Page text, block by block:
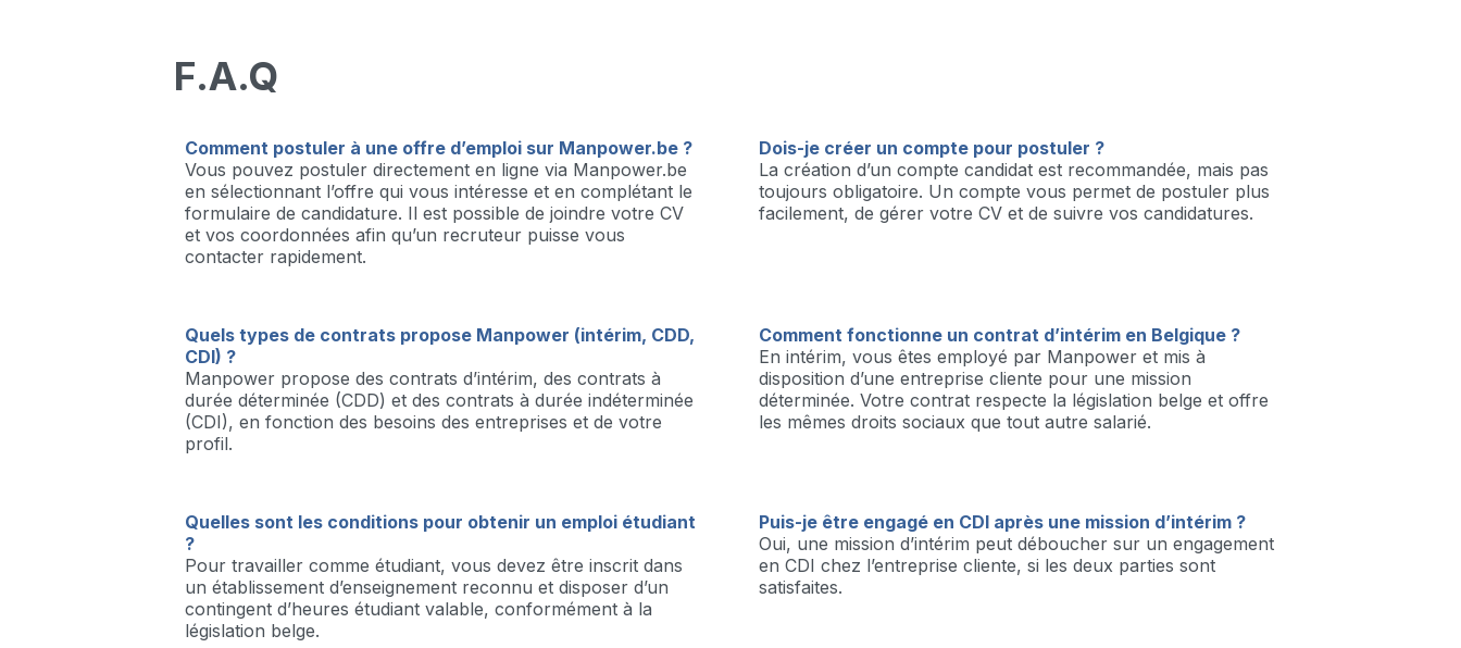
F.A.Q
Comment postuler à une offre d’emploi sur Manpower.be ?
Vous pouvez postuler directement en ligne via Manpower.be
en sélectionnant l’offre qui vous intéresse et en complétant le
formulaire de candidature. Il est possible de joindre votre CV
et vos coordonnées afin qu’un recruteur puisse vous
contacter rapidement.
Dois-je créer un compte pour postuler ?
La création d’un compte candidat est recommandée, mais pas
toujours obligatoire. Un compte vous permet de postuler plus
facilement, de gérer votre CV et de suivre vos candidatures.
Quels types de contrats propose Manpower (intérim, CDD,
CDI) ?
Manpower propose des contrats d’intérim, des contrats à
durée déterminée (CDD) et des contrats à durée indéterminée
(CDI), en fonction des besoins des entreprises et de votre
profil.
Comment fonctionne un contrat d’intérim en Belgique ?
En intérim, vous êtes employé par Manpower et mis à
disposition d’une entreprise cliente pour une mission
déterminée. Votre contrat respecte la législation belge et offre
les mêmes droits sociaux que tout autre salarié.
Quelles sont les conditions pour obtenir un emploi étudiant
?
Pour travailler comme étudiant, vous devez être inscrit dans
un établissement d’enseignement reconnu et disposer d’un
contingent d’heures étudiant valable, conformément à la
législation belge.
Puis-je être engagé en CDI après une mission d’intérim ?
Oui, une mission d’intérim peut déboucher sur un engagement
en CDI chez l’entreprise cliente, si les deux parties sont
satisfaites.